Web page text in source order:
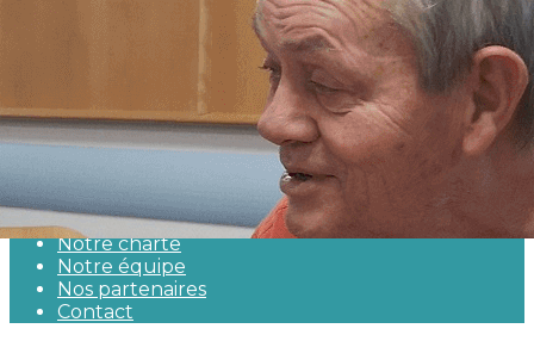
Exporter les lignes sélectionnées
Exporter toutes les colonnes
Exporter uniquement les colonnes affichées
Menu
<
Qui sommes-nous ?
Notre actualité
Notre charte
Notre équipe
Nos partenaires
Contact